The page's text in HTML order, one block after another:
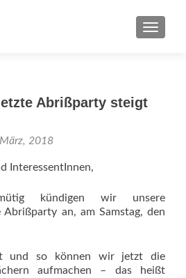
Abrißparty steigt
2018
InteressentInnen,
kündigen wir unsere
an, am Samstag, den
und so können wir jetzt die
aufmachen – das heißt